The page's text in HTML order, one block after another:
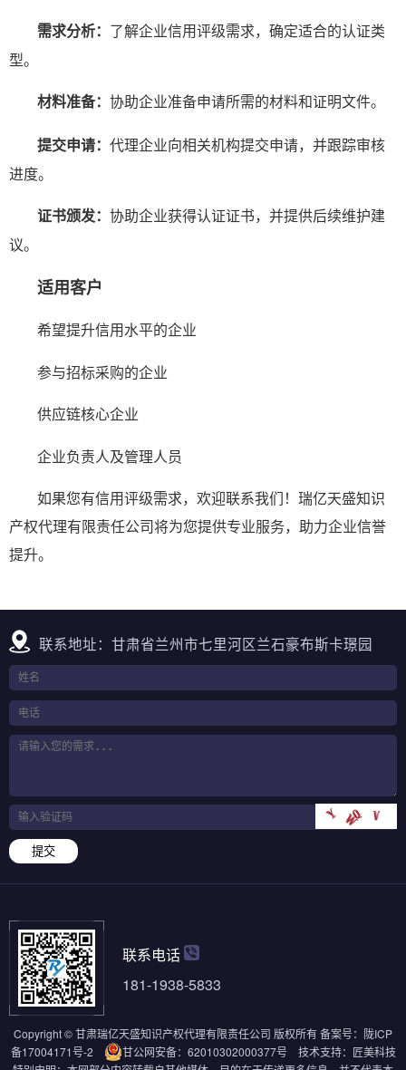
需求分析： 了解企业信用评级需求，确定适合的认证类
型。
材料准备： 协助企业准备申请所需的材料和证明文件。
提交申请： 代理企业向相关机构提交申请，并跟踪审核
进度。
证书颁发： 协助企业获得认证证书，并提供后续维护建
议。
适用客户
希望提升信用水平的企业
参与招标采购的企业
供应链核心企业
企业负责人及管理人员
如果您有信用评级需求，欢迎联系我们！瑞亿天盛知识
产权代理有限责任公司将为您提供专业服务，助力企业信誉
提升。
联系地址：甘肃省兰州市七里河区兰石豪布斯卡璟园
提交
联系电话
181-1938-5833
Copyright © 甘肃瑞亿天盛知识产权代理有限责任公司 版权所有备案号： 陇ICP
备17004171号-2
甘公网安备：62010302000377号技术支持： 匠美科技